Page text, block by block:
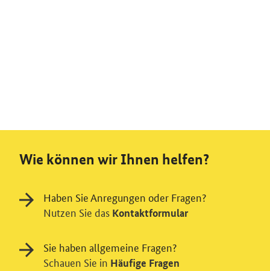
Wie können wir Ihnen helfen?
Haben Sie Anregungen oder Fragen?
Nutzen Sie das Kontaktformular
Sie haben allgemeine Fragen?
Schauen Sie in Häufige Fragen